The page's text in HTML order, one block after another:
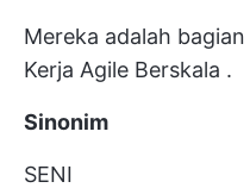
Mereka adalah
Kerja Agile Berskala .
Sinonim
SENI